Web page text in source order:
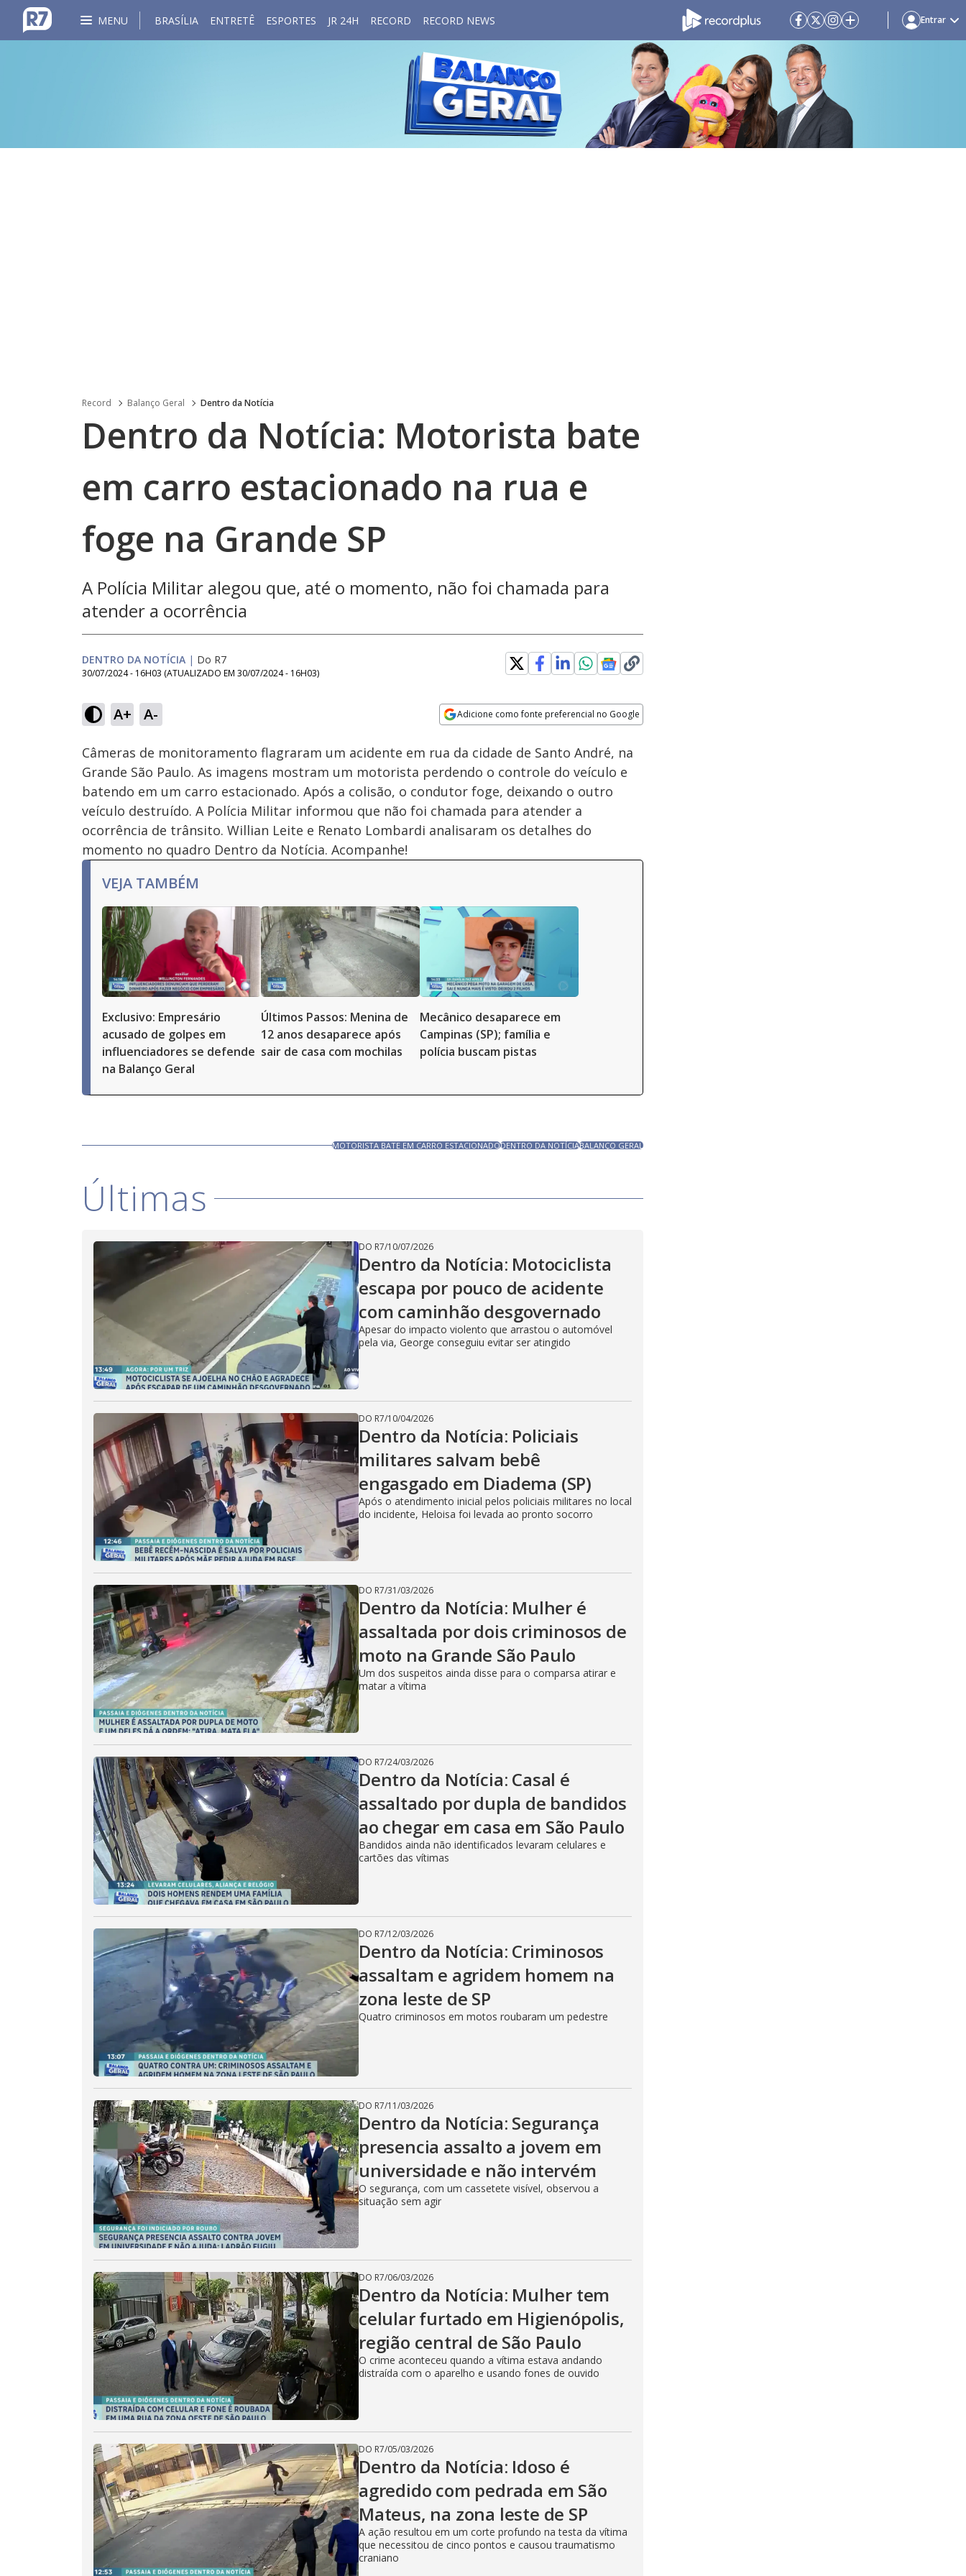
MENU BRASÍLIA ENTRETÊ ESPORTES JR 24H RECORD RECORD NEWS Entrar
Record Balanço Geral Dentro da Notícia
Dentro da Notícia: Motorista bate
em carro estacionado na rua e
foge na Grande SP
A Polícia Militar alegou que, até o momento, não foi chamada para
atender a ocorrência
DENTRO DA NOTÍCIA | Do R7
30/07/2024 - 16H03 (ATUALIZADO EM 30/07/2024 - 16H03)
A+ A- Adicione como fonte preferencial no Google
Ativar
Som
Velocidade
Câmeras de monitoramento flagraram um acidente em rua da cidade de Santo André, na
Grande São Paulo. As imagens mostram um motorista perdendo o controle do veículo e
batendo em um carro estacionado. Após a colisão, o condutor foge, deixando o outro
veículo destruído. A Polícia Militar informou que não foi chamada para atender a
ocorrência de trânsito. Willian Leite e Renato Lombardi analisaram os detalhes do
momento no quadro Dentro da Notícia. Acompanhe!
VEJA TAMBÉM
Exclusivo: Empresário
acusado de golpes em
influenciadores se defende
na Balanço Geral
Últimos Passos: Menina de
12 anos desaparece após
sair de casa com mochilas
Mecânico desaparece em
Campinas (SP); família e
polícia buscam pistas
MOTORISTA BATE EM CARRO ESTACIONADODENTRO DA NOTÍCIABALANÇO GERAL
Últimas
DO R7/10/07/2026
Dentro da Notícia: Motociclista
escapa por pouco de acidente
com caminhão desgovernado
Apesar do impacto violento que arrastou o automóvel
pela via, George conseguiu evitar ser atingido
DO R7/10/04/2026
Dentro da Notícia: Policiais
militares salvam bebê
engasgado em Diadema (SP)
Após o atendimento inicial pelos policiais militares no local
do incidente, Heloisa foi levada ao pronto socorro
DO R7/31/03/2026
Dentro da Notícia: Mulher é
assaltada por dois criminosos de
moto na Grande São Paulo
Um dos suspeitos ainda disse para o comparsa atirar e
matar a vítima
DO R7/24/03/2026
Dentro da Notícia: Casal é
assaltado por dupla de bandidos
ao chegar em casa em São Paulo
Bandidos ainda não identificados levaram celulares e
cartões das vítimas
DO R7/12/03/2026
Dentro da Notícia: Criminosos
assaltam e agridem homem na
zona leste de SP
Quatro criminosos em motos roubaram um pedestre
DO R7/11/03/2026
Dentro da Notícia: Segurança
presencia assalto a jovem em
universidade e não intervém
O segurança, com um cassetete visível, observou a
situação sem agir
DO R7/06/03/2026
Dentro da Notícia: Mulher tem
celular furtado em Higienópolis,
região central de São Paulo
O crime aconteceu quando a vítima estava andando
distraída com o aparelho e usando fones de ouvido
DO R7/05/03/2026
Dentro da Notícia: Idoso é
agredido com pedrada em São
Mateus, na zona leste de SP
A ação resultou em um corte profundo na testa da vítima
que necessitou de cinco pontos e causou traumatismo
craniano